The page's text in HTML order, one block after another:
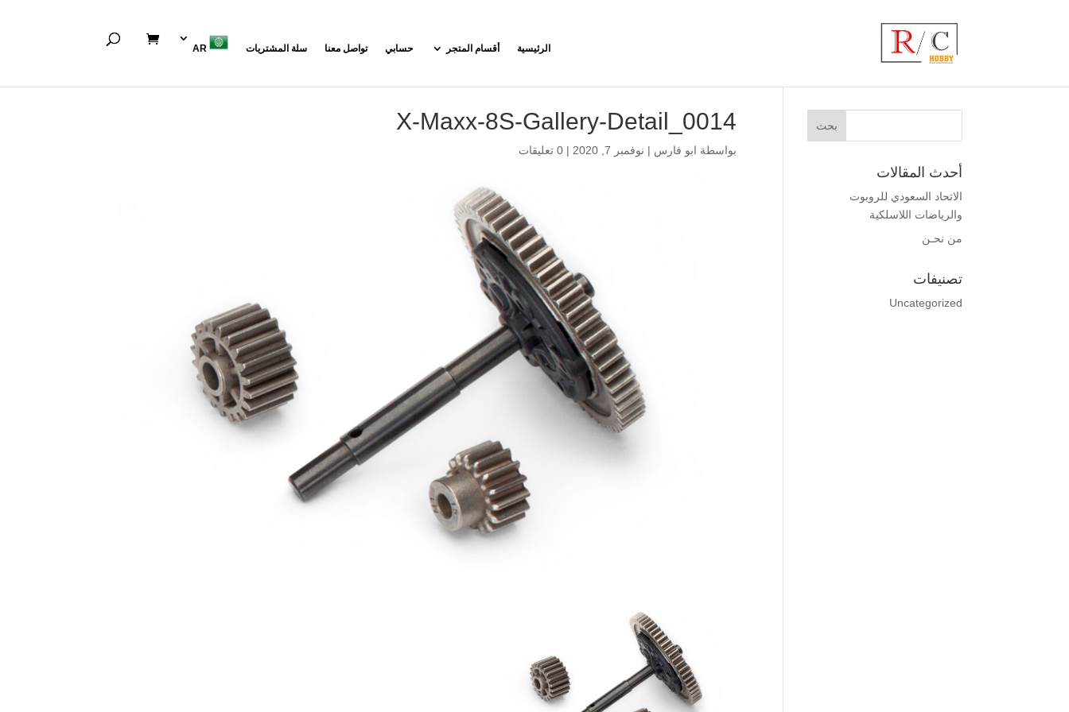
الرئيسية أقسام المتجر حسابي تواصل معنا سلة المشتريات AR
X-Maxx-8S-Gallery-Detail_0014
بواسطة ابو فارس | نوفمبر 7, 2020 | 0 تعليقات
أحدث المقالات
الاتحاد السعودي للروبوت
والرياضات اللاسلكية
من نحـن
تصنيفات
Uncategorized